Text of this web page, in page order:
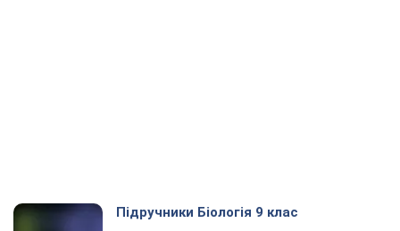
Підручники Біологія 9 клас